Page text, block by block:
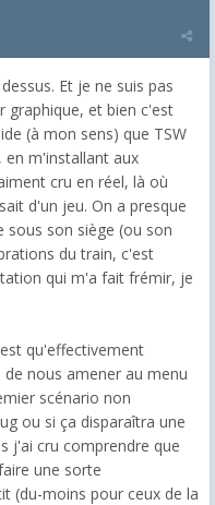
Et je ne suis pas
graphique, et bien c'est
(à mon sens) que TSW
en m'installant aux
cru en réel, là où
d'un jeu. On a presque
sous son siège (ou son
du train, c'est
qui m'a fait frémir, je
qu'effectivement
nous amener au menu
scénario non
ou si ça disparaîtra une
j'ai cru comprendre que
une sorte
(du-moins pour ceux de la